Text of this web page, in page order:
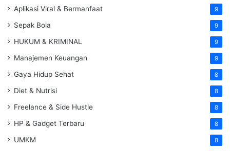
Aplikasi Viral & Bermanfaat 9
Sepak Bola 9
HUKUM & KRIMINAL 9
Manajemen Keuangan 9
Gaya Hidup Sehat 8
Diet & Nutrisi 8
Freelance & Side Hustle 8
HP & Gadget Terbaru 8
UMKM 8